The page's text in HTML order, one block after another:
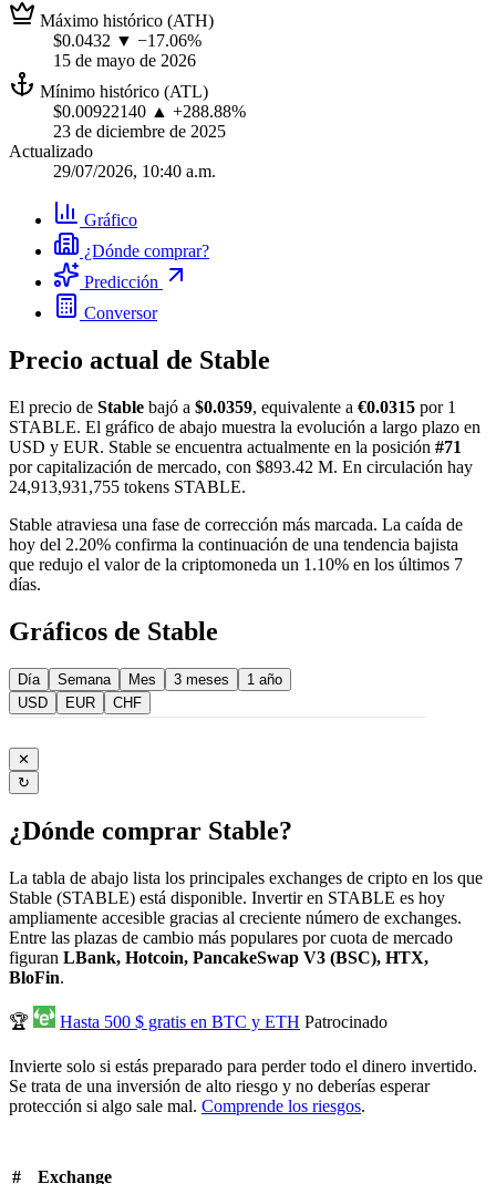
Máximo histórico (ATH)
$0.0432 ▼ −17.06%
15 de mayo de 2026
Mínimo histórico (ATL)
$0.00922140 ▲ +288.88%
23 de diciembre de 2025
Actualizado
29/07/2026, 10:40 a.m.
Gráfico
¿Dónde comprar?
Predicción
Conversor
Precio actual de ​​Stable
El precio de ​​Stable bajó a $0.0359, equivalente a €0.0315 por 1
STABLE. El gráfico de abajo muestra la evolución a largo plazo en
USD y EUR. ​​Stable se encuentra actualmente en la posición #71
por capitalización de mercado, con $893.42 M. En circulación hay
24,913,931,755 tokens STABLE.
​​Stable atraviesa una fase de corrección más marcada. La caída de
hoy del 2.20% confirma la continuación de una tendencia bajista
que redujo el valor de la criptomoneda un 1.10% en los últimos 7
días.
Gráficos de ​​Stable
Día Semana Mes 3 meses
1 año
USD
EUR CHF
✕
↻
¿Dónde comprar ​​Stable?
La tabla de abajo lista los principales exchanges de cripto en los que ​​
Stable (STABLE) está disponible. Invertir en STABLE es hoy
ampliamente accesible gracias al creciente número de exchanges.
Entre las plazas de cambio más populares por cuota de mercado
figuran LBank, Hotcoin, PancakeSwap V3 (BSC), HTX,
BloFin.
🏆 Hasta 500 $ gratis en BTC y ETH Patrocinado
Invierte solo si estás preparado para perder todo el dinero invertido.
Se trata de una inversión de alto riesgo y no deberías esperar
protección si algo sale mal. Comprende los riesgos.
# Exchange